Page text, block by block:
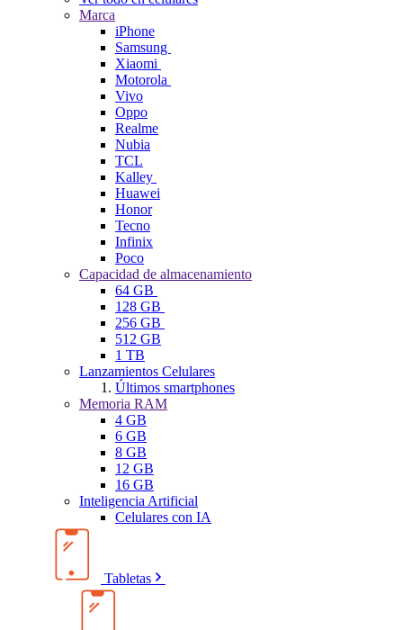
Marca
iPhone
Samsung
Xiaomi
Motorola
Vivo
Oppo
Realme
Nubia
TCL
Kalley
Huawei
Honor
Tecno
Infinix
Poco
Capacidad de almacenamiento
64 GB
128 GB
256 GB
512 GB
1 TB
Lanzamientos Celulares
Últimos smartphones
Memoria RAM
4 GB
6 GB
8 GB
12 GB
16 GB
Inteligencia Artificial
Celulares con IA
Tabletas